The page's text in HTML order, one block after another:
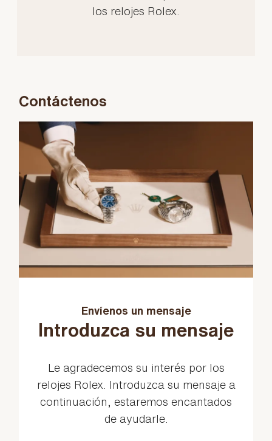
los relojes Rolex.
Contáctenos
Envíenos un mensaje
Introduzca su mensaje
Le agradecemos su interés por los
relojes Rolex. Introduzca su mensaje a
continuación, estaremos encantados
de ayudarle.